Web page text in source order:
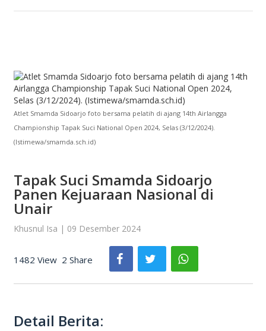
Atlet Smamda Sidoarjo foto bersama pelatih di ajang 14th Airlangga
Championship Tapak Suci National Open 2024, Selas (3/12/2024).
(Istimewa/smamda.sch.id)
Tapak Suci Smamda Sidoarjo
Panen Kejuaraan Nasional di
Unair
Khusnul Isa | 09 Desember 2024
1482 View 2 Share
Detail Berita: